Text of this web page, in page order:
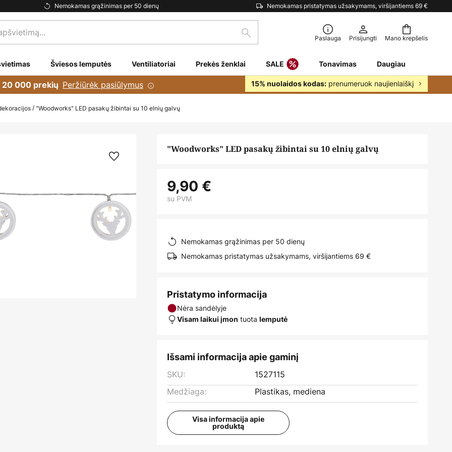
Nemokamas grąžinimas per 50 dienų Nemokamas pristatymas užsakymams, viršijantiems 69 €
Mano krepšelis
Paieška Paslauga Prisijungti
Šviesos lemputės Ventiliatoriai Prekės ženklai SALE Tonavimas Daugiau
20 000 prekių Peržiūrėk pasiūlymus 15% nuolaidos kodas: prenumeruok naujienlaiškį
"Woodworks" LED pasakų žibintai su 10 elnių galvų
"Woodworks" LED pasakų žibintai su 10 elnių galvų
9,90 €
su PVM
Nemokamas grąžinimas per 50 dienų
Nemokamas pristatymas užsakymams, viršijantiems 69 €
Pristatymo informacija
Nėra sandėlyje
Visam laikui įmon tuotalemputė
Išsami informacija apie gaminį
SKU:
1527115
Medžiaga:
Plastikas, mediena
Visa informacija apie
produktą